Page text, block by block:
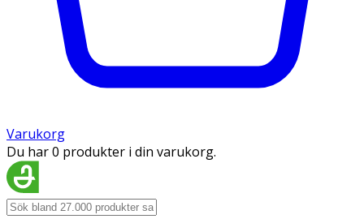
Varukorg
Du har 0 produkter i din varukorg.